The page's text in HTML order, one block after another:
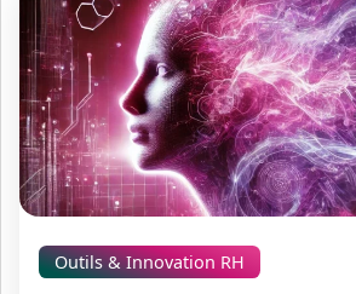
Outils & Innovation RH